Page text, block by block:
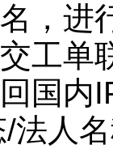
，进
工单
国内
法人